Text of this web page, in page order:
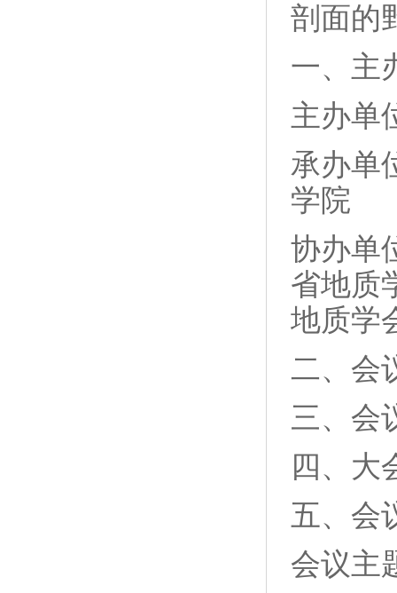
剖面的
一、主
主办单
承办单
学院
协办单
省地质
地质学
二、会
三、会
四、大
五、会
会议主